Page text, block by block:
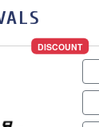
DISCOUNT